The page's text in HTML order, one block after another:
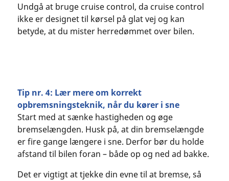
Undgå at bruge cruise control, da cruise control
ikke er designet til kørsel på glat vej og kan
betyde, at du mister herredømmet over bilen.
Tip nr. 4: Lær mere om korrekt
opbremsningsteknik, når du kører i sne
Start med at sænke hastigheden og øge
bremselængden. Husk på, at din bremselængde
er fire gange længere i sne. Derfor bør du holde
afstand til bilen foran – både op og ned ad bakke.
Det er vigtigt at tjekke din evne til at bremse, så